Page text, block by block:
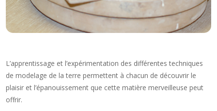
L’apprentissage et l’expérimentation des différentes techniques
de modelage de la terre permettent à chacun de découvrir le
plaisir et l’épanouissement que cette matière merveilleuse peut
offrir.